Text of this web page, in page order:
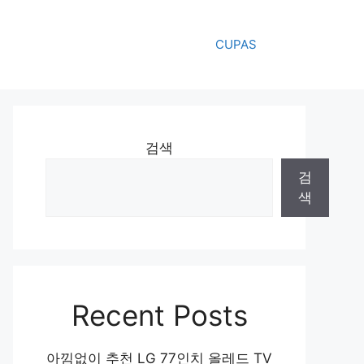
CUPAS
검색
검
색
Recent Posts
아낌없이 추천 LG 77인치 올레드 TV